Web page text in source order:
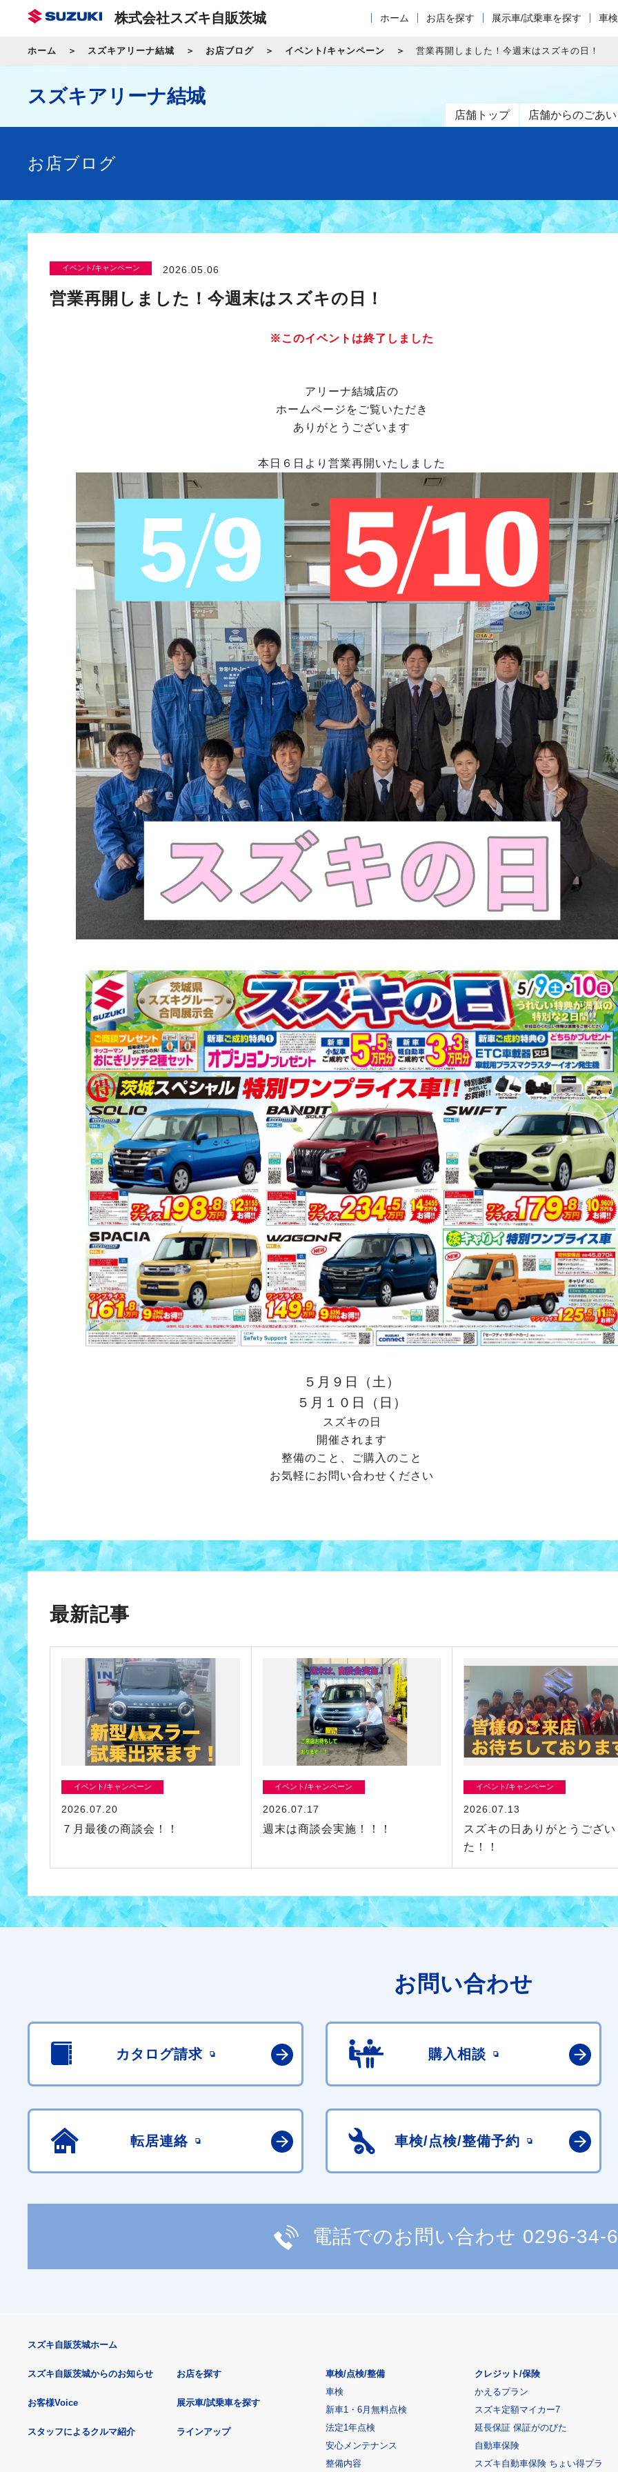
株式会社スズキ自販茨城 ホーム お店を探す 展示車/試乗車を探す 車
ホーム スズキアリーナ結城 お店ブログ イベント/キャンペーン 営業再開しました！今週末はスズキの日！
スズキアリーナ結城
店舗トップ 店舗からのごあ
お店ブログ
イベント/キャンペーン 2026.05.06
営業再開しました！今週末はスズキの日！
※このイベントは終了しました
アリーナ結城店の
ホームページをご覧いただき
ありがとうございます
本日６日より営業再開いたしました
５月９日（土）
５月１０日（日）
スズキの日
開催されます
整備のこと、ご購入のこと
お気軽にお問い合わせください
最新記事
イベント/キャンペーン
2026.07.20
７月最後の商談会！！
イベント/キャンペーン
2026.07.17
週末は商談会実施！！！
イベント/キャンペーン
2026.07.13
スズキの日ありがとうござ
た！！
お問い合わせ
カタログ請求 購入相談
転居連絡 車検/点検/整備予約
電話でのお問い合わせ 0296-34-
スズキ自販茨城ホーム
スズキ自販茨城からのお知らせ
お客様Voice
スタッフによるクルマ紹介
お店を探す
展示車/試乗車を探す
ラインアップ
車検/点検/整備
車検
新車1・6月無料点検
法定1年点検
安心メンテナンス
整備内容
クレジット/保険
かえるプラン
スズキ定額マイカー7
延長保証 保証がのびた
自動車保険
スズキ自動車保険 ちょい得プラ